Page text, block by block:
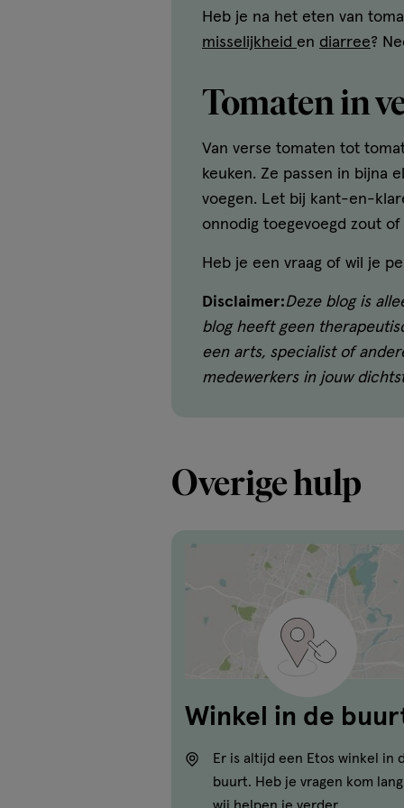
Heb je na het eten van
misselijkheid en diarree?
Tomaten in
Van verse tomaten tot
keuken. Ze passen in bijna
voegen. Let bij kant-en-
onnodig toegevoegd zout
Heb je een vraag of wil je
Disclaimer:Deze blog is
blog heeft geen
een arts, specialist of
medewerkers in jouw
Overige hulp
Winkel in de
Er is altijd een Etos winkel in
buurt. Heb je vragen kom